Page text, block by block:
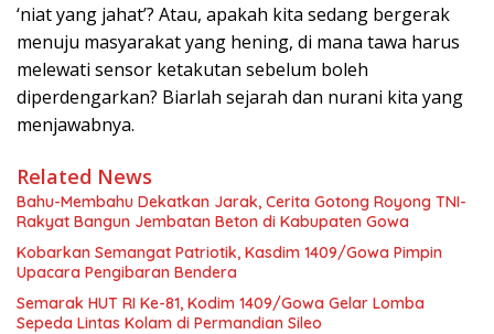
‘niat yang jahat’? Atau, apakah kita sedang bergerak
menuju masyarakat yang hening, di mana tawa harus
melewati sensor ketakutan sebelum boleh
diperdengarkan? Biarlah sejarah dan nurani kita yang
menjawabnya.
Related News
Bahu-Membahu Dekatkan Jarak, Cerita Gotong Royong TNI-
Rakyat Bangun Jembatan Beton di Kabupaten Gowa
Kobarkan Semangat Patriotik, Kasdim 1409/Gowa Pimpin
Upacara Pengibaran Bendera
Semarak HUT RI Ke-81, Kodim 1409/Gowa Gelar Lomba
Sepeda Lintas Kolam di Permandian Sileo